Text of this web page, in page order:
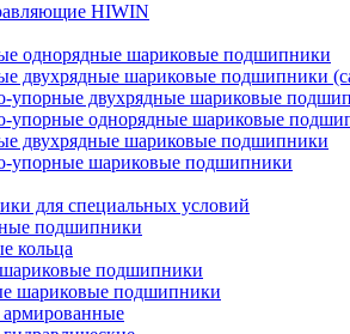
HIWIN
однорядные шариковые подшипники
двухрядные шариковые подшипники
упорные двухрядные шариковые
упорные однорядные шариковые
двухрядные шариковые подшипники
упорные шариковые подшипники
для специальных условий
подшипники
кольца
подшипники
шариковые подшипники